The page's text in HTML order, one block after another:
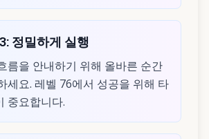
3: 정밀하게 실행
름을 안내하기 위해 올바른 순간
세요. 레벨 76에서 성공을 위해 타
중요합니다.